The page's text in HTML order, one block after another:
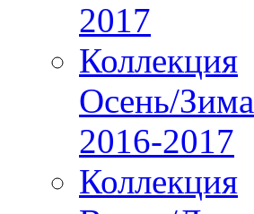
2017
Коллекция
Осень/Зима
2016-2017
Коллекция